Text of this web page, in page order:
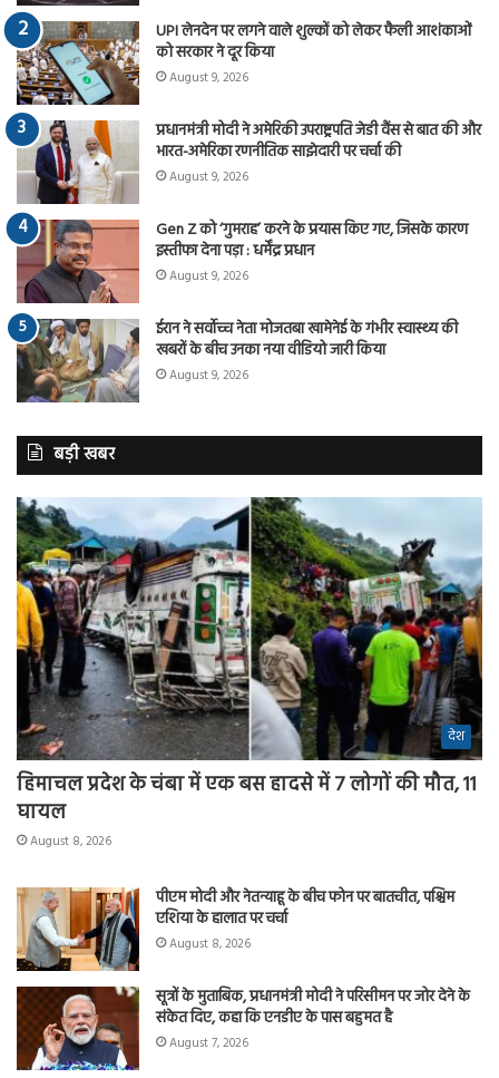
UPI लेनदेन पर लगने वाले शुल्कों को लेकर फैली आशंकाओं
को सरकार ने दूर किया
August 9, 2026
प्रधानमंत्री मोदी ने अमेरिकी उपराष्ट्रपति जेडी वैंस से बात की और
भारत-अमेरिका रणनीतिक साझेदारी पर चर्चा की
August 9, 2026
Gen Z को ‘गुमराह’ करने के प्रयास किए गए, जिसके कारण
इस्तीफा देना पड़ा : धर्मेंद्र प्रधान
August 9, 2026
ईरान ने सर्वोच्च नेता मोजतबा खामेनेई के गंभीर स्वास्थ्य की
खबरों के बीच उनका नया वीडियो जारी किया
August 9, 2026
बड़ी खबर
देश
हिमाचल प्रदेश के चंबा में एक बस हादसे में 7 लोगों की मौत, 11
घायल
August 8, 2026
पीएम मोदी और नेतन्याहू के बीच फोन पर बातचीत, पश्चिम
एशिया के हालात पर चर्चा
August 8, 2026
सूत्रों के मुताबिक, प्रधानमंत्री मोदी ने परिसीमन पर जोर देने के
संकेत दिए, कहा कि एनडीए के पास बहुमत है
August 7, 2026